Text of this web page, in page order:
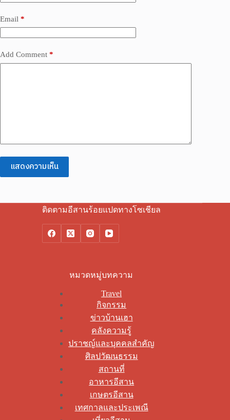
Email *
Add Comment *
แสดงความเห็น
ติดตามอีสานร้อยแปดทางโซเชียล
หมวดหมู่บทความ
Travel
กิจกรรม
ข่าวบ้านเฮา
คลังความรู้
ปราชญ์และบุคคลสำคัญ
ศิลปวัฒนธรรม
สถานที่
อาหารอีสาน
เกษตรอีสาน
เทศกาลและประเพณี